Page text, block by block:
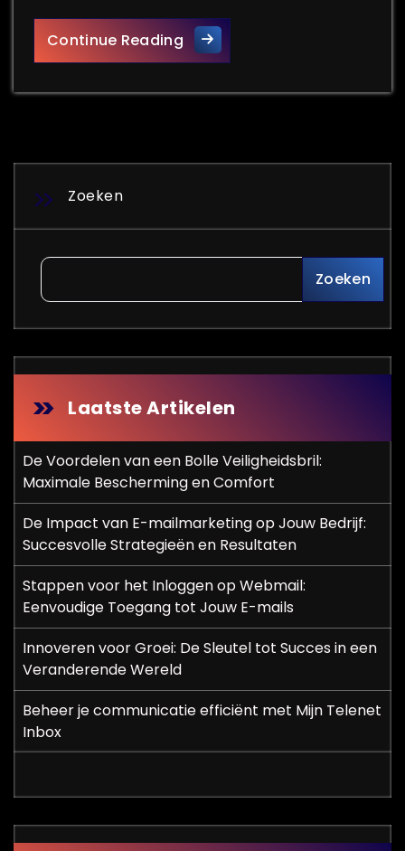
Continue ReadingBloom Communicatie: De
Zoeken
Zoeken
Laatste Artikelen
De Voordelen van een Bolle Veiligheidsbril:
Maximale Bescherming en Comfort
De Impact van E-mailmarketing op Jouw Bedrijf:
Succesvolle Strategieën en Resultaten
Stappen voor het Inloggen op Webmail:
Eenvoudige Toegang tot Jouw E-mails
Innoveren voor Groei: De Sleutel tot Succes in een
Veranderende Wereld
Beheer je communicatie efficiënt met Mijn Telenet
Inbox